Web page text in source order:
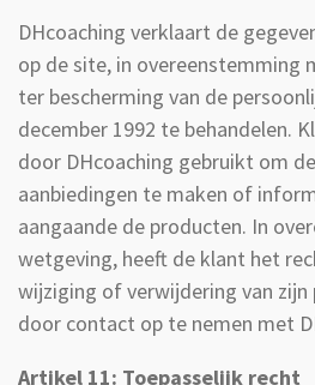
DHcoaching verklaart de
op de site, in overeenstemming
ter bescherming van de
december 1992 te behandelen.
door DHcoaching gebruikt om
aanbiedingen te maken of
aangaande de producten. In
wetgeving, heeft de klant het
wijziging of verwijdering van zijn
door contact op te nemen met
Artikel 11: Toepasselijk recht